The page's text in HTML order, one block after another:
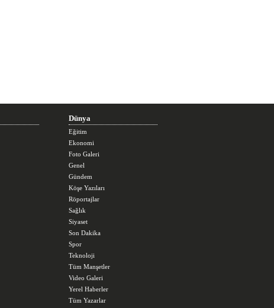
Dünya
Eğitim
Ekonomi
Foto Galeri
Genel
Gündem
Köşe Yazıları
Röportajlar
Sağlık
Siyaset
Son Dakika
Spor
Teknoloji
Tüm Manşetler
Video Galeri
Yerel Haberler
Tüm Yazarlar